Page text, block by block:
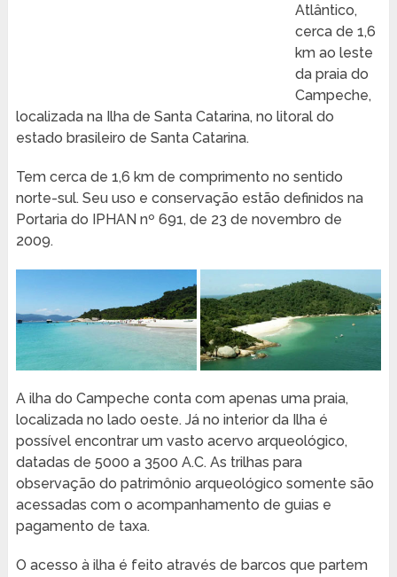
Atlântico,
cerca de 1,6
km ao leste
da praia do
Campeche,
localizada na Ilha de Santa Catarina, no litoral do
estado brasileiro de Santa Catarina.
Tem cerca de 1,6 km de comprimento no sentido
norte-sul. Seu uso e conservação estão definidos na
Portaria do IPHAN nº 691, de 23 de novembro de
2009.
A ilha do Campeche conta com apenas uma praia,
localizada no lado oeste. Já no interior da Ilha é
possível encontrar um vasto acervo arqueológico,
datadas de 5000 a 3500 A.C. As trilhas para
observação do patrimônio arqueológico somente são
acessadas com o acompanhamento de guias e
pagamento de taxa.
O acesso à ilha é feito através de barcos que partem